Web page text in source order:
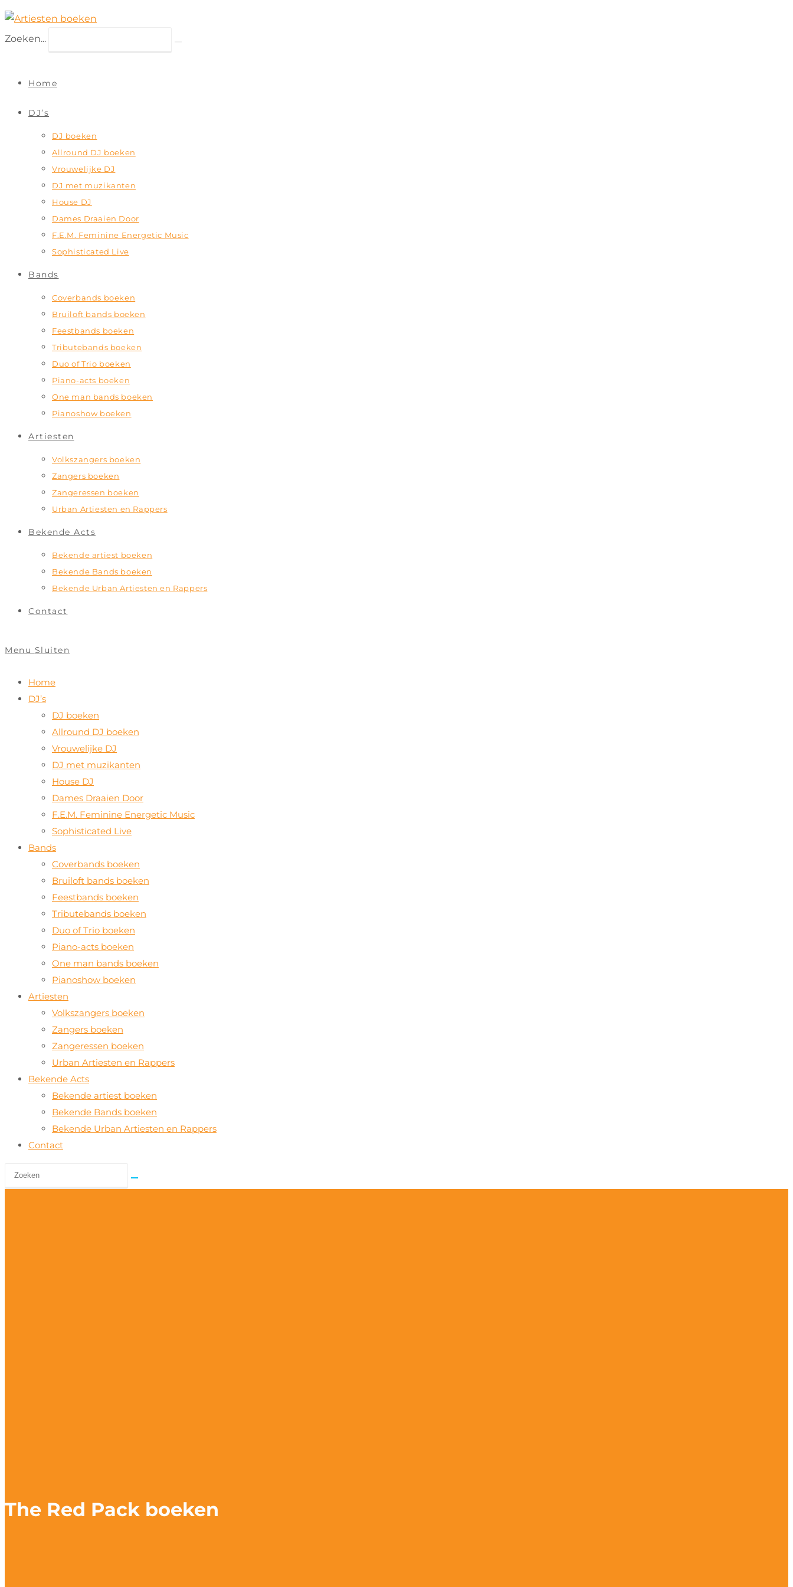
Ga
inhoud
Zoeken...
Home
DJ’s
DJ boeken
Allround DJ boeken
Vrouwelijke DJ
DJ met muzikanten
House DJ
Dames Draaien Door
F.E.M. Feminine Energetic Music
Sophisticated Live
Bands
Coverbands boeken
Bruiloft bands boeken
Feestbands boeken
Tributebands boeken
Duo of Trio boeken
Piano-acts boeken
One man bands boeken
Pianoshow boeken
Artiesten
Volkszangers boeken
Zangers boeken
Zangeressen boeken
Urban Artiesten en Rappers
Bekende Acts
Bekende artiest boeken
Bekende Bands boeken
Bekende Urban Artiesten en Rappers
Contact
Menu Sluiten
Home
DJ’s
DJ boeken
Allround DJ boeken
Vrouwelijke DJ
DJ met muzikanten
House DJ
Dames Draaien Door
F.E.M. Feminine Energetic Music
Sophisticated Live
Bands
Coverbands boeken
Bruiloft bands boeken
Feestbands boeken
Tributebands boeken
Duo of Trio boeken
Piano-acts boeken
One man bands boeken
Pianoshow boeken
Artiesten
Volkszangers boeken
Zangers boeken
Zangeressen boeken
Urban Artiesten en Rappers
Bekende Acts
Bekende artiest boeken
Bekende Bands boeken
Bekende Urban Artiesten en Rappers
Contact
The Red Pack boeken